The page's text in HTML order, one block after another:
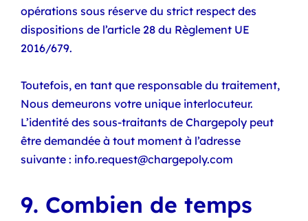
opérations sous réserve du strict respect des
dispositions de l’article 28 du Règlement UE
2016/679.
Toutefois, en tant que responsable du traitement,
Nous demeurons votre unique interlocuteur.
L’identité des sous-traitants de Chargepoly peut
être demandée à tout moment à l’adresse
suivante : info.request@chargepoly.com
9. Combien de temps